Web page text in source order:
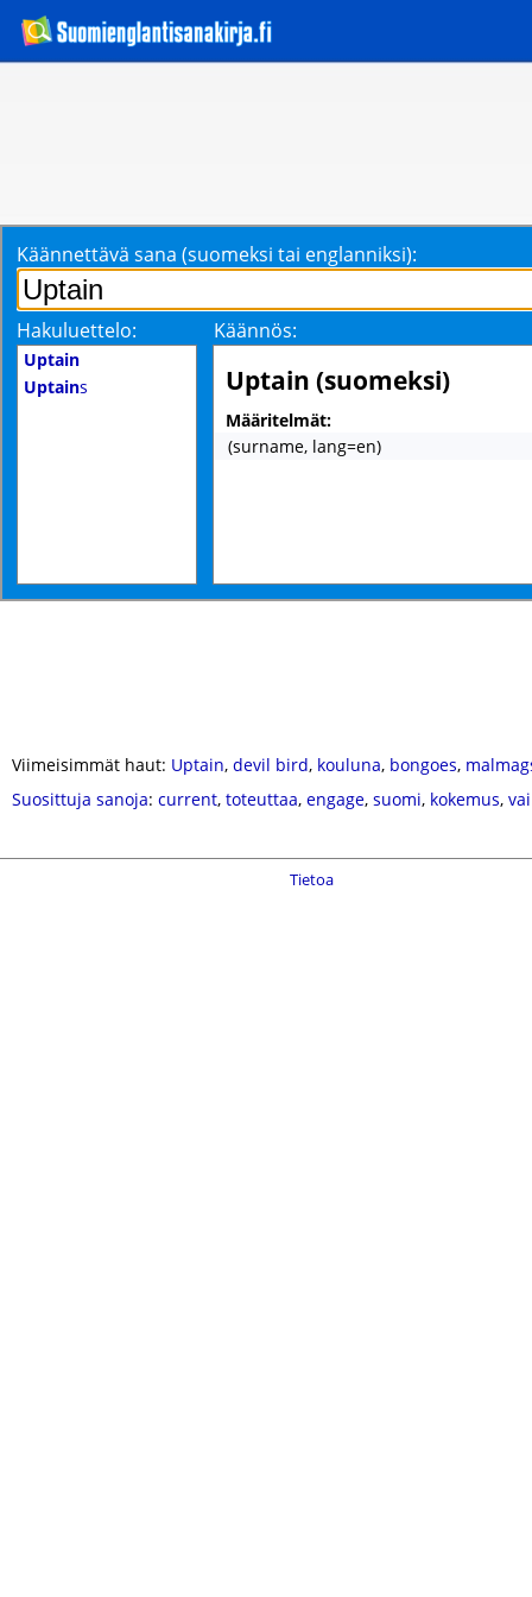
Käännettävä sana (suomeksi tai englanniksi):
Hakuluettelo: Käännös:
Uptain
Uptains Uptain (suomeksi)
Määritelmät:
(surname, lang=en)
Viimeisimmät haut: Uptain, devil bird, kouluna, bongoes,
Suosittuja sanoja: current, toteuttaa, engage, suomi, kokemus,
Tietoa